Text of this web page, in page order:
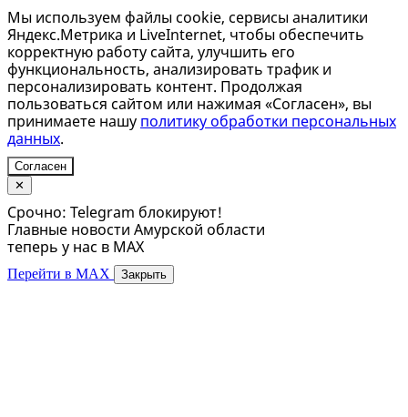
Мы используем файлы cookie, сервисы аналитики
Яндекс.Метрика и LiveInternet, чтобы обеспечить
корректную работу сайта, улучшить его
функциональность, анализировать трафик и
персонализировать контент. Продолжая
пользоваться сайтом или нажимая «Согласен», вы
принимаете нашу политику обработки персональных
данных.
Согласен
✕
Срочно: Telegram блокируют!
Главные новости Амурской области
теперь у нас в MAX
Перейти в MAX Закрыть